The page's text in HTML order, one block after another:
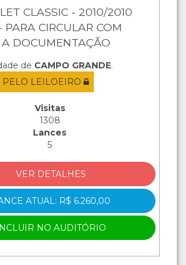
CLASSIC - 2010/2010
PARA CIRCULAR COM
DOCUMENTAÇÃO
de CAMPO GRANDE.
PELO LEILOEIRO
Visitas
1308
Lances
5
VER DETALHES
ATUAL: R$ 6.260,00
NO AUDITÓRIO